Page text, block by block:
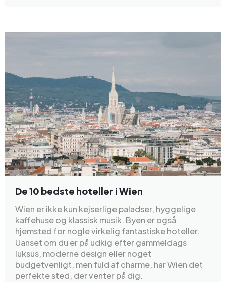
De 10 bedste hoteller i Wien
Wien er ikke kun kejserlige paladser, hyggelige
kaffehuse og klassisk musik. Byen er også
hjemsted for nogle virkelig fantastiske hoteller.
Uanset om du er på udkig efter gammeldags
luksus, moderne design eller noget
budgetvenligt, men fuld af charme, har Wien det
perfekte sted, der venter på dig.